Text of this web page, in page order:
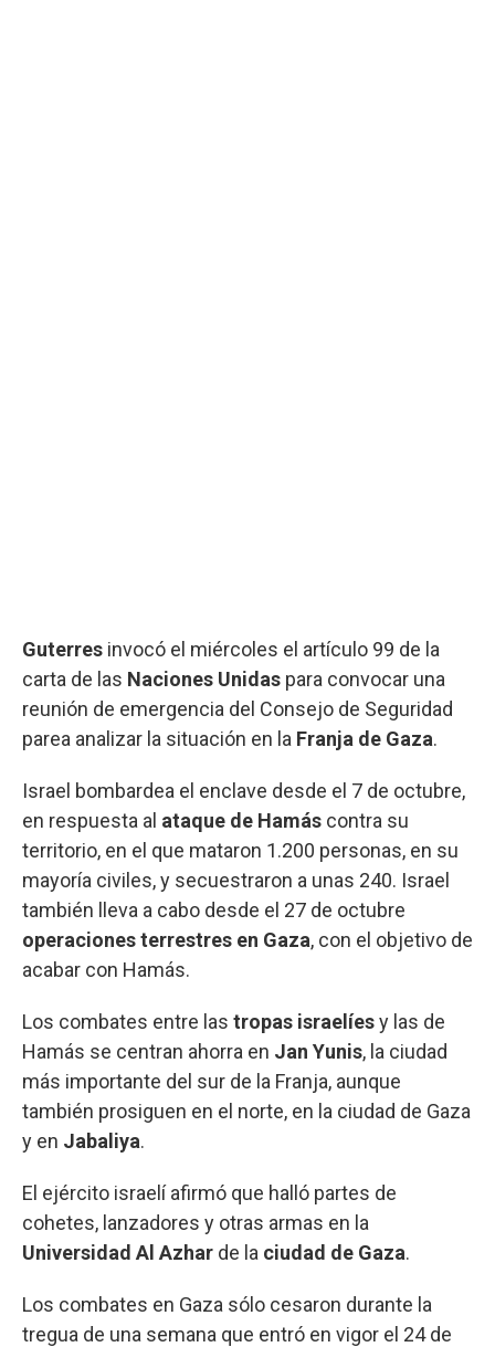
Guterres invocó el miércoles el artículo 99 de la
carta de las Naciones Unidas para convocar una
reunión de emergencia del Consejo de Seguridad
parea analizar la situación en la Franja de Gaza.
Israel bombardea el enclave desde el 7 de octubre,
en respuesta al ataque de Hamás contra su
territorio, en el que mataron 1.200 personas, en su
mayoría civiles, y secuestraron a unas 240. Israel
también lleva a cabo desde el 27 de octubre
operaciones terrestres en Gaza, con el objetivo de
acabar con Hamás.
Los combates entre las tropas israelíesy las de
Hamás se centran ahorra en Jan Yunis, la ciudad
más importante del sur de la Franja, aunque
también prosiguen en el norte, en la ciudad de Gaza
y en Jabaliya.
El ejército israelí afirmó que halló partes de
cohetes, lanzadores y otras armas en la
Universidad Al Azhar de la ciudad de Gaza.
Los combates en Gaza sólo cesaron durante la
tregua de una semana que entró en vigor el 24 de